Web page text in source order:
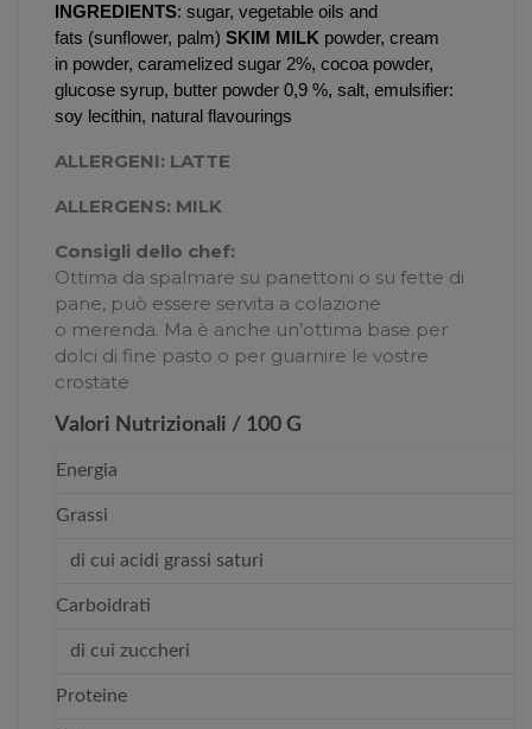
INGREDIENTS: sugar, vegetable oils and
fats (sunflower, palm) SKIM MILK powder, cream
in powder, caramelized sugar 2%, cocoa powder,
glucose syrup, butter powder 0,9 %, salt, emulsifier:
soy lecithin, natural flavourings
ALLERGENI: LATTE
ALLERGENS: MILK
Consigli dello chef:
Ottima da spalmare su panettoni o su fette di
pane, può essere servita a colazione
o merenda. Ma è anche un’ottima base per
dolci di fine pasto o per guarnire le vostre
crostate
Valori Nutrizionali / 100 G
Energia
Grassi
di cui acidi grassi saturi
Carboidrati
di cui zuccheri
Proteine